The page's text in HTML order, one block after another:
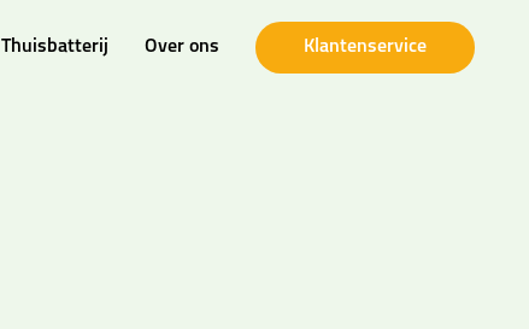
Thuisbatterij Over ons Klantenservice